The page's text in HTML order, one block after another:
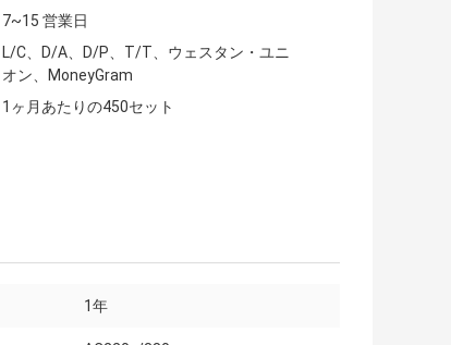
7~15 営業日
L/C、D/A、D/P、T/T、ウェスタン・ユニ
オン、MoneyGram
1ヶ月あたりの450セット
1年